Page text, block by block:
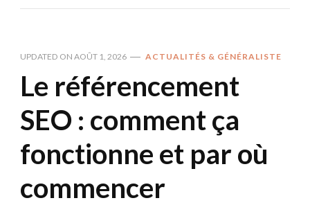
UPDATED ON AOÛT 1, 2026 ACTUALITÉS & GÉNÉRALISTE
Le référencement
SEO : comment ça
fonctionne et par où
commencer